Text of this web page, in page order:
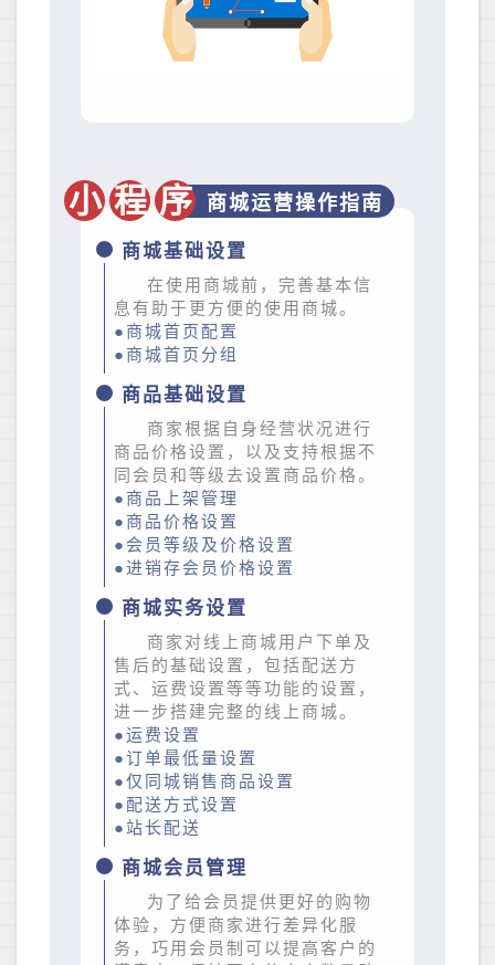
小 程 序 商城运营操作指南
商城基础设置
在使用商城前，完善基本信
息有助于更方便的使用商城。
●商城首页配置
●商城首页分组
商品基础设置
商家根据自身经营状况进行
商品价格设置，以及支持根据不
同会员和等级去设置商品价格。
●商品上架管理
●商品价格设置
●会员等级及价格设置
●进销存会员价格设置
商城实务设置
商家对线上商城用户下单及
售后的基础设置，包括配送方
式、运费设置等等功能的设置，
进一步搭建完整的线上商城。
●运费设置
●订单最低量设置
●仅同城销售商品设置
●配送方式设置
●站长配送
商城会员管理
为了给会员提供更好的购物
体验，方便商家进行差异化服
务，巧用会员制可以提高客户的